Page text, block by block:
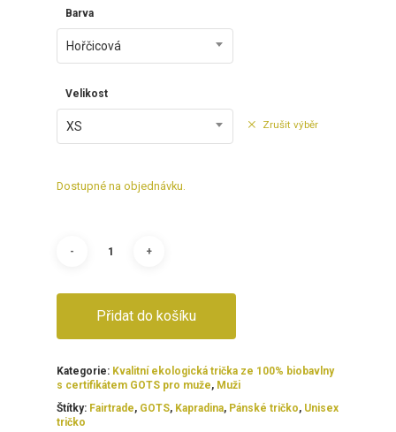
Barva
Hořčicová
Velikost
XS Zrušit výběr
Dostupné na objednávku.
Přidat do košíku
Kategorie: Kvalitní ekologická trička ze 100% biobavlny
s certifikátem GOTS pro muže, Muži
Štítky: Fairtrade, GOTS, Kapradina, Pánské tričko, Unisex
tričko